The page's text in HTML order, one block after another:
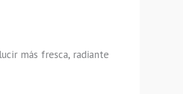
más fresca, radiante